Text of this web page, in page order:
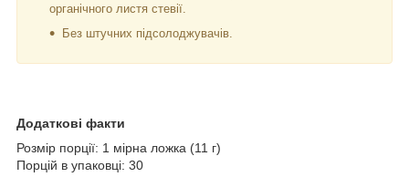
органічного листя стевії.
Без штучних підсолоджувачів.
Додаткові факти
Розмір порції: 1 мірна ложка (11 г)
Порцій в упаковці: 30